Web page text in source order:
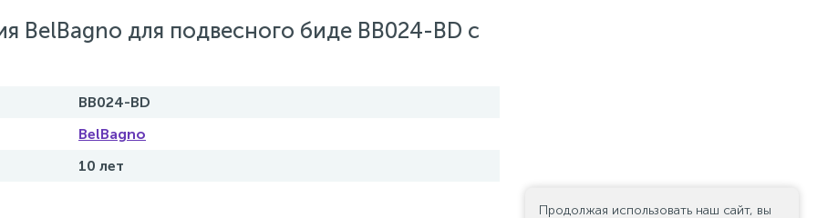
BelBagno для подвесного биде BB024-BD с
BB024-BD
BelBagno
10 лет
Продолжая использовать наш сайт, вы